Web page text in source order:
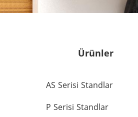
Ürünler
AS Serisi Standlar
P Serisi Standlar